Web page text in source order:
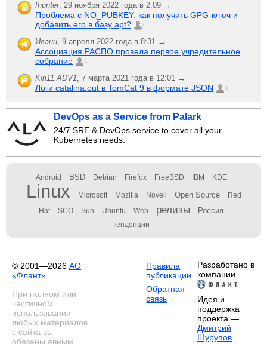
fhunter, 29 ноября 2022 года в 2:09 →
Проблема с NO_PUBKEY: как получить GPG-ключ и
добавить его в базу apt?
6
Иванн, 9 апреля 2022 года в 8:31 →
Ассоциация РАСПО провела первое учредительное
собрание
1
Kiri11.ADV1, 7 марта 2021 года в 12:01 →
Логи catalina.out в TomCat 9 в формате JSON 1
DevOps as a Service from Palark
24/7 SRE & DevOps service to cover all your
Kubernetes needs.
Android BSD Debian Firefox FreeBSD IBM KDE
Linux Microsoft Mozilla Novell Open Source Red
Hat SCO Sun Ubuntu Web релизы Россия
тенденции
© 2001—2026 АО
«Флант»
При полном или
частичном
использовании
любых материалов
с сайта вы
обязаны явным
Правила
публикации
Обратная
связь
Разработано в
компании
Идея и
поддержка
проекта —
Дмитрий
Шурупов